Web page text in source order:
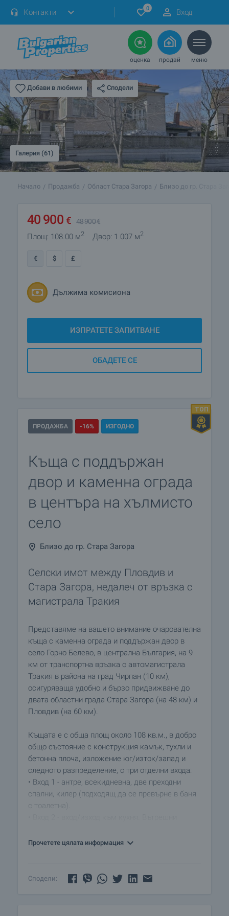
Контакти 0 Вход
оценка продай меню
Добави в любими Сподели
Галерия (61)
Начало Продажба Област Стара Загора Близо до гр. Стара
40 900
Площ: 108.00 м2 Двор: 1 007 м2
€ $ £
Дължима комисиона
ИЗПРАТЕТЕ ЗАПИТВАНЕ
ОБАДЕТЕ СЕ
ПРОДАЖБА -16% ИЗГОДНО
Къща с поддържан
двор и камeнна ограда
в центъра на хълмисто
село
Близо до гр. Стара Загора
Селски имот между Пловдив и
Стара Загора, недалеч от връзка с
магистрала Тракия
Представяме на вашето внимание очарователна
къща с каменна ограда и поддържан двор в
село Горно Белево, в централна България, на 9
км от транспортна връзка с автомагистрала
Тракия в района на град Чирпан (10 км),
осигуряваща удобно и бързо придвижване до
двата областни града Стара Загора (на 48 км) и
Пловдив (на 60 км).
Къщата е с обща площ около 108 кв.м., в добро
общо състояние с конструкция камък, тухли и
бетонна плоча, изложение юг/изток/запад и
следното разпределение, с три отделни входа:
• Вход 1 - антре, всекидневна, две преходни
спални, килер (подходящ да се превърне в баня
с тоалетна).
помещение.
стая, от която с вътрешни стълби се качваме на
Прочетете цялата информация
Сподели: